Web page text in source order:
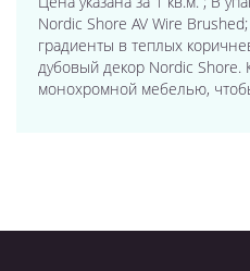
Nordic Shore AV Wire
градиенты в теплых
дубовый декор Nordic Shore.
монохромной мебелью,